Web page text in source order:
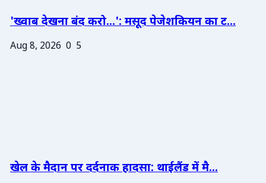
'ख्वाब देखना बंद करो...': मसूद पेजेशकियन का ट...
Aug 8, 2026 0 5
खेल के मैदान पर दर्दनाक हादसा: थाईलैंड में मै...